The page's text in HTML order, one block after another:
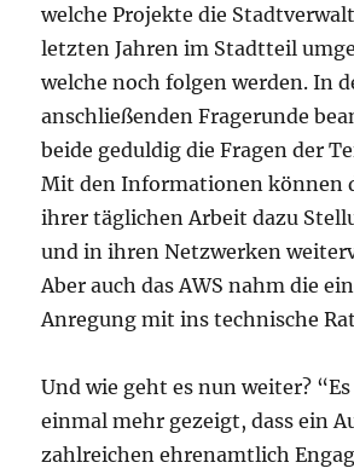
welche Projekte die
letzten Jahren im Stadtteil
welche noch folgen werden. In
anschließenden Fragerunde
beide geduldig die Fragen der
Mit den Informationen können
ihrer täglichen Arbeit dazu
und in ihren Netzwerken
Aber auch das AWS nahm die
Anregung mit ins technische
Und wie geht es nun weiter?
einmal mehr gezeigt, dass ein
zahlreichen ehrenamtlich